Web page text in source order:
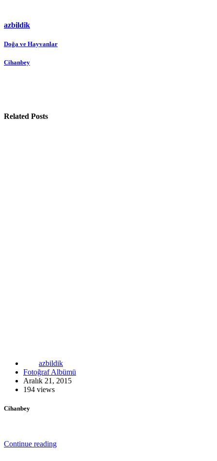
azbildik
Yazı
gezinmesi
Doğa ve Hayvanlar
Cihanbey
Related Posts
azbildik
Fotoğraf Albümü
Aralık 21, 2015
194 views
Cihanbey
Continue reading